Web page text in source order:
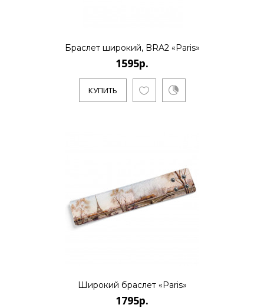
Браслет широкий, BRA2 «Paris»
1595р.
КУПИТЬ
Широкий браслет «Paris»
1795р.